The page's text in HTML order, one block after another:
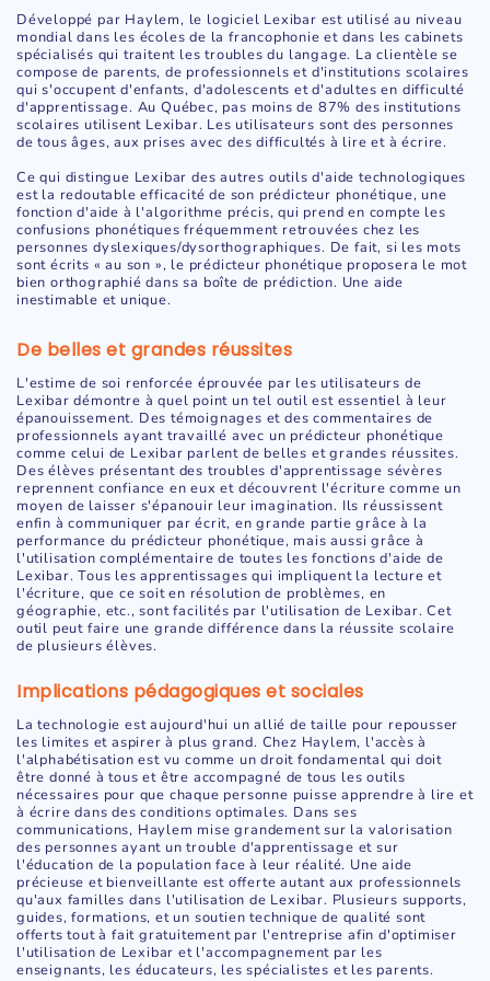
Développé par Haylem, le logiciel Lexibar est utilisé au niveau
mondial dans les écoles de la francophonie et dans les cabinets
spécialisés qui traitent les troubles du langage. La clientèle se
compose de parents, de professionnels et d'institutions scolaires
qui s'occupent d'enfants, d'adolescents et d'adultes en difficulté
d'apprentissage. Au Québec, pas moins de 87% des institutions
scolaires utilisent Lexibar. Les utilisateurs sont des personnes
de tous âges, aux prises avec des difficultés à lire et à écrire.
Ce qui distingue Lexibar des autres outils d'aide technologiques
est la redoutable efficacité de son prédicteur phonétique, une
fonction d'aide à l'algorithme précis, qui prend en compte les
confusions phonétiques fréquemment retrouvées chez les
personnes dyslexiques/dysorthographiques. De fait, si les mots
sont écrits « au son », le prédicteur phonétique proposera le mot
bien orthographié dans sa boîte de prédiction. Une aide
inestimable et unique.
De belles et grandes réussites
L'estime de soi renforcée éprouvée par les utilisateurs de
Lexibar démontre à quel point un tel outil est essentiel à leur
épanouissement. Des témoignages et des commentaires de
professionnels ayant travaillé avec un prédicteur phonétique
comme celui de Lexibar parlent de belles et grandes réussites.
Des élèves présentant des troubles d'apprentissage sévères
reprennent confiance en eux et découvrent l'écriture comme un
moyen de laisser s'épanouir leur imagination. Ils réussissent
enfin à communiquer par écrit, en grande partie grâce à la
performance du prédicteur phonétique, mais aussi grâce à
l'utilisation complémentaire de toutes les fonctions d'aide de
Lexibar. Tous les apprentissages qui impliquent la lecture et
l'écriture, que ce soit en résolution de problèmes, en
géographie, etc., sont facilités par l'utilisation de Lexibar. Cet
outil peut faire une grande différence dans la réussite scolaire
de plusieurs élèves.
Implications pédagogiques et sociales
La technologie est aujourd'hui un allié de taille pour repousser
les limites et aspirer à plus grand. Chez Haylem, l'accès à
l'alphabétisation est vu comme un droit fondamental qui doit
être donné à tous et être accompagné de tous les outils
nécessaires pour que chaque personne puisse apprendre à lire et
à écrire dans des conditions optimales. Dans ses
communications, Haylem mise grandement sur la valorisation
des personnes ayant un trouble d'apprentissage et sur
l'éducation de la population face à leur réalité. Une aide
précieuse et bienveillante est offerte autant aux professionnels
qu'aux familles dans l'utilisation de Lexibar. Plusieurs supports,
guides, formations, et un soutien technique de qualité sont
offerts tout à fait gratuitement par l'entreprise afin d'optimiser
l'utilisation de Lexibar et l'accompagnement par les
enseignants, les éducateurs, les spécialistes et les parents.